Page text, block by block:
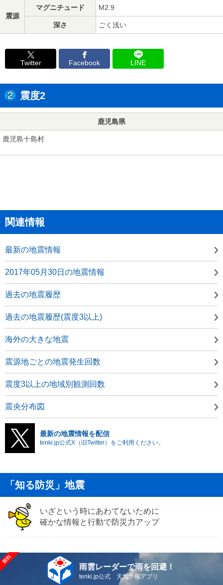
震源
マグニチュード M2.9
深さ ごく浅い
Twitter Facebook LINE
震度2
鹿児島県
鹿児島十島村
関連情報
最新の地震情報
2017年05月30日の地震情報
過去の地震履歴
過去の地震履歴(震度3以上)
海外の大きな地震
震源地ごとの地震発生回数
震度3以上の地域別観測回数
震央分布図
最新の地震情報を配信
tenki.jp公式X（旧Twitter）をご利用ください。
「知る防災」地震
いざという時にあわてないために
確かな情報と行動で防災力アップ
雨雲レーダーで雨を回避！
tenki.jp公式 天気予報アプリ